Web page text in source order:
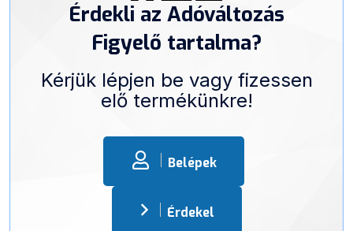
Érdekli az Adóváltozás
Figyelő tartalma?
Kérjük lépjen be vagy fizessen
elő termékünkre!
Belépek
Érdekel